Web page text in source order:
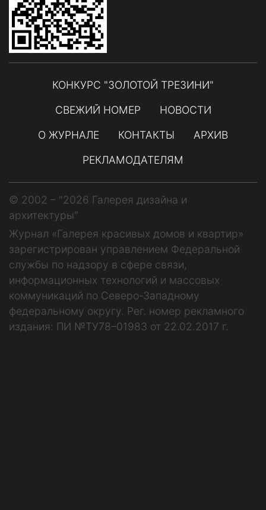
КОНКУРС "ЗОЛОТОЙ ТРЕЗИНИ"
СВЕЖИЙ НОМЕР
НОВОСТИ
О ЖУРНАЛЕ
КОНТАКТЫ
АРХИВ
РЕКЛАМОДАТЕЛЯМ
© 2002 – "2026 Галерея дизайна и
архитектуры"
Журнал «Галерея красивых домов и квартир»
зарегистрирован управлением Федеральной
службы по надзору в сфере связи,
информационных технологий и массовых
коммуникаций по Северо-Западному
федеральному округу. Рег. номер рекламного
издания: ПИ №ТУ78–01983 от 22.02.2017 г.